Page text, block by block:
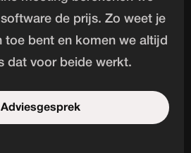
de prijs. Zo weet je
toe bent en komen we altijd
dat voor beide werkt.
Adviesgesprek
Start de uitdaging